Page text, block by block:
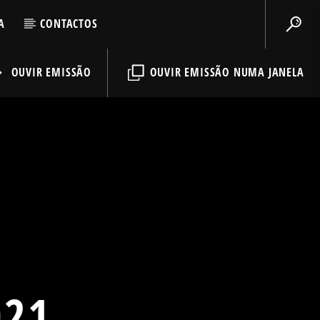
CONTACTOS
OUVIR EMISSÃO NUMA JANELA
OUVIR EMISSÃO